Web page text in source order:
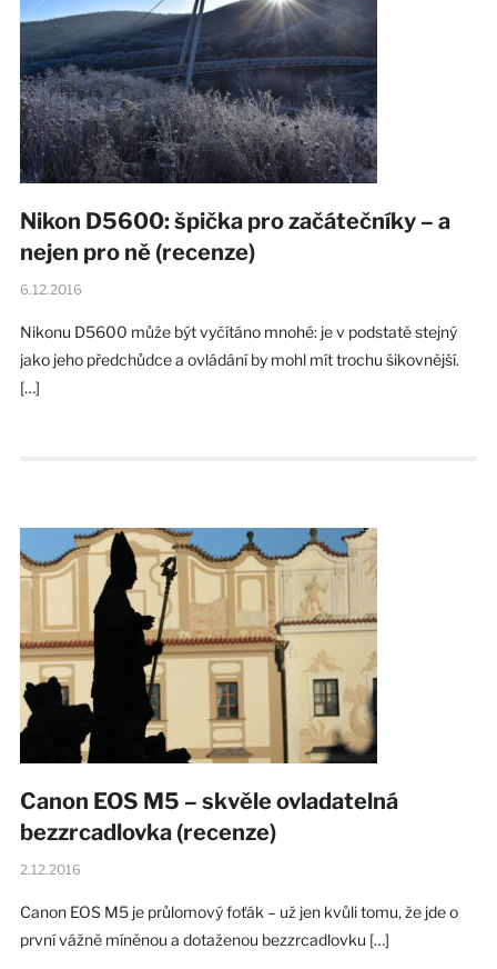
Nikon D5600: špička pro začátečníky – a
nejen pro ně (recenze)
6.12.2016
Nikonu D5600 může být vyčítáno mnohé: je v podstatě stejný
jako jeho předchůdce a ovládání by mohl mít trochu šikovnější.
[…]
Canon EOS M5 – skvěle ovladatelná
bezzrcadlovka (recenze)
2.12.2016
Canon EOS M5 je průlomový foťák – už jen kvůli tomu, že jde o
první vážně míněnou a dotaženou bezzrcadlovku […]